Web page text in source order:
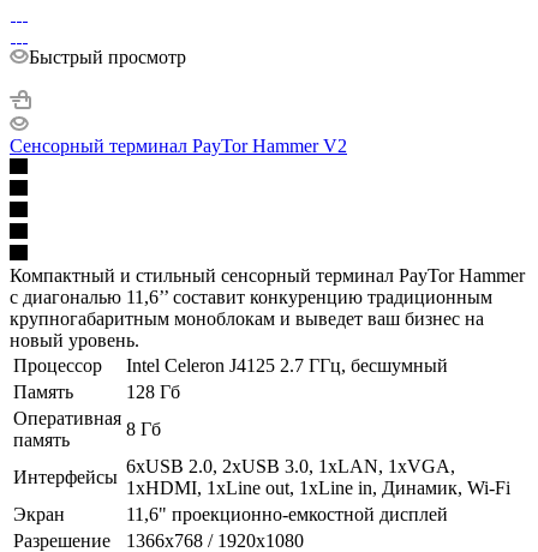
Быстрый просмотр
Сенсорный терминал PayTor Hammer V2
Компактный и стильный сенсорный терминал PayTor Hammer
с диагональю 11,6’’ составит конкуренцию традиционным
крупногабаритным моноблокам и выведет ваш бизнес на
новый уровень.
Процессор
Intel Celeron J4125 2.7 ГГц, беcшумный
Память
128 Гб
Оперативная
память
8 Гб
Интерфейсы
6хUSB 2.0, 2хUSB 3.0, 1хLAN, 1хVGA,
1хHDMI, 1хLine out, 1хLine in, Динамик, Wi-Fi
Экран
11,6" проекционно-емкостной дисплей
Разрешение
1366x768 / 1920х1080